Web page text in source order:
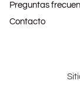
Preguntas
Contacto